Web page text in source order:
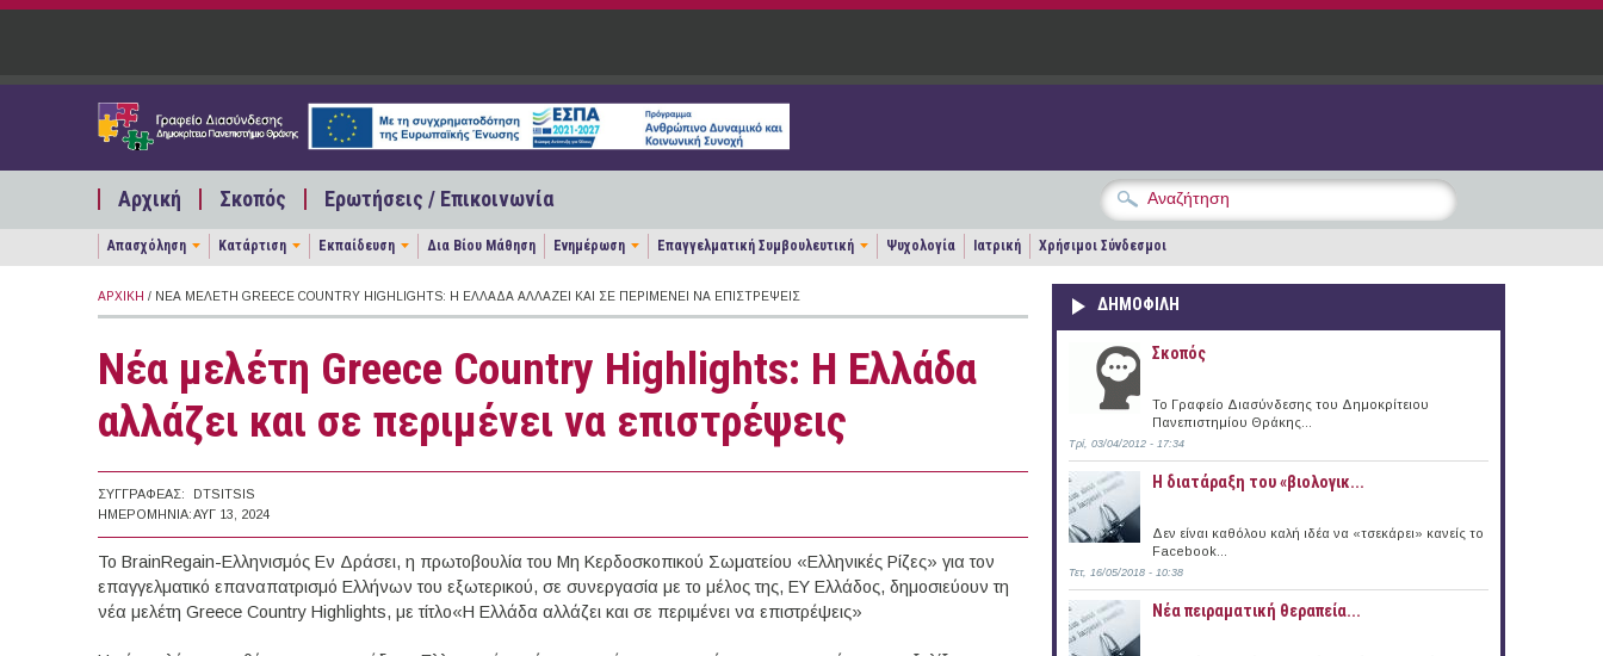
Παράκαμψη προς το κυρίως περιεχόμενο
Αρχική Σκοπός Ερωτήσεις / Επικοινωνία
Απασχόληση Κατάρτιση Εκπαίδευση Δια Βίου Μάθηση Ενημέρωση Επαγγελματική Συμβουλευτική Ψυχολογία Ιατρική Χρήσιμοι Σύνδεσμοι
ΑΡΧΙΚΉ / ΝΈΑ ΜΕΛΈΤΗ GREECE COUNTRY HIGHLIGHTS: Η ΕΛΛΆΔΑ ΑΛΛΆΖΕΙ ΚΑΙ ΣΕ ΠΕΡΙΜΈΝΕΙ ΝΑ ΕΠΙΣΤΡΈΨΕΙΣ
Νέα μελέτη Greece Country Highlights: Η Ελλάδα
αλλάζει και σε περιμένει να επιστρέψεις
ΣΥΓΓΡΑΦΈΑΣ:
DTSITSIS
ΗΜΕΡΟΜΗΝΊΑ:ΑΥΓ 13, 2024
Το BrainRegain-Ελληνισμός Εν Δράσει, η πρωτοβουλία του Μη Κερδοσκοπικού Σωματείου «Ελληνικές Ρίζες» για τον
επαγγελματικό επαναπατρισμό Ελλήνων του εξωτερικού, σε συνεργασία με το μέλος της, ΕΥ Ελλάδος, δημοσιεύουν τη
νέα μελέτη Greece Country Highlights, με τίτλο«Η Ελλάδα αλλάζει και σε περιμένει να επιστρέψεις»
ΔΗΜΟΦΙΛΗ
Σκοπός
Το Γραφείο Διασύνδεσης του Δημοκρίτειου
Πανεπιστημίου Θράκης...
Τρί, 03/04/2012 - 17:34
Η διατάραξη του «βιολογικ...
Δεν είναι καθόλου καλή ιδέα να «τσεκάρει» κανείς το
Facebook...
Τετ, 16/05/2018 - 10:38
Νέα πειραματική θεραπεία...